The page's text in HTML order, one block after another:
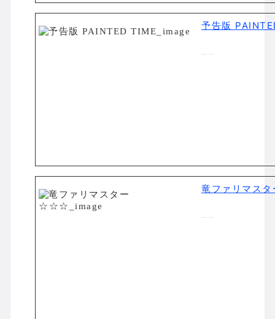
予告版
…..
竜ファリマス
…..